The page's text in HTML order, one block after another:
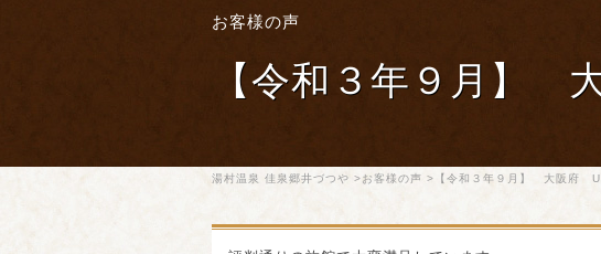
お客様の声
【令和３年９月】
湯村温泉 佳泉郷井づつや >お客様の声 >【令和３年９月】 大阪府 U